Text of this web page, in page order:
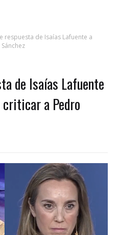
respuesta de Isaías Lafuente a
de Isaías Lafuente
criticar a Pedro